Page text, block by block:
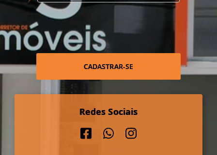
CADASTRAR-SE
Redes Sociais